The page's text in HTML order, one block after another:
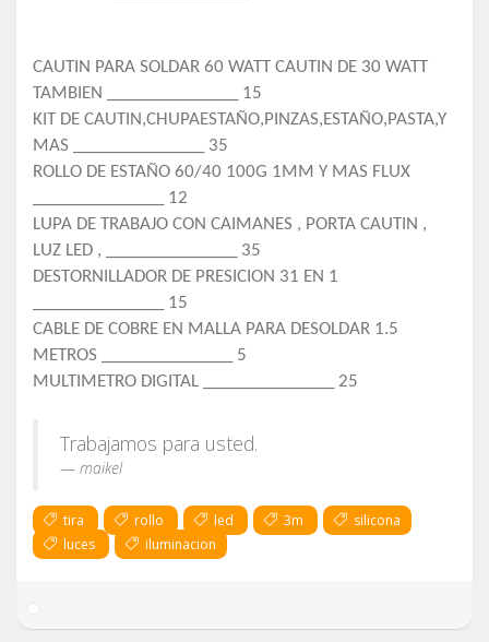
CAUTIN PARA SOLDAR 60 WATT CAUTIN DE 30 WATT
TAMBIEN _______________ 15
KIT DE CAUTIN,CHUPAESTAÑO,PINZAS,ESTAÑO,PASTA,Y
MAS _______________ 35
ROLLO DE ESTAÑO 60/40 100G 1MM Y MAS FLUX
_______________ 12
LUPA DE TRABAJO CON CAIMANES , PORTA CAUTIN ,
LUZ LED , _______________ 35
DESTORNILLADOR DE PRESICION 31 EN 1
_______________ 15
CABLE DE COBRE EN MALLA PARA DESOLDAR 1.5
METROS _______________ 5
MULTIMETRO DIGITAL _______________ 25
Trabajamos para usted.
maikel
tira rollo led 3m
silicona
luces
iluminacion